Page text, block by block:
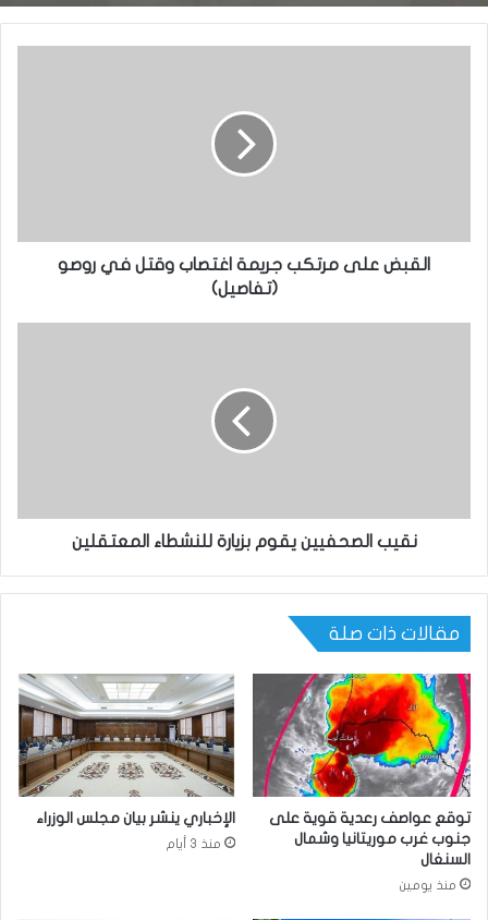
شنقيط: تكريم حفظة كتاب الله والطلبة
القبض على مرتكب جريمة اغتصاب وقتل في روصو
(تفاصيل)
نقيب الصحفيين يقوم بزيارة للنشطاء المعتقلين
مقالات ذات صلة
توقع عواصف رعدية قوية على
جنوب غرب موريتانيا وشمال
السنغال
منذ يومين
الإخباري ينشر بيان مجلس الوزراء
منذ 3 أيام